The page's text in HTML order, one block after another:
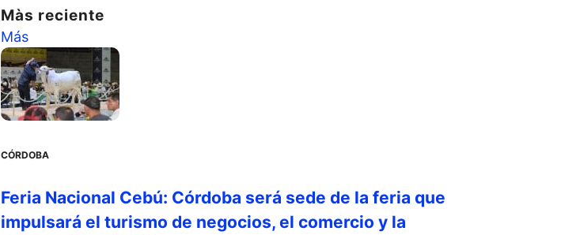
Màs reciente
Más
CÓRDOBA
Feria Nacional Cebú: Córdoba será sede de la feria que
impulsará el turismo de negocios, el comercio y la